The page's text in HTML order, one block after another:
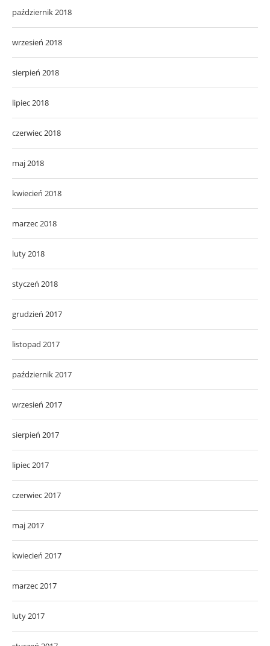
październik 2018
wrzesień 2018
sierpień 2018
lipiec 2018
czerwiec 2018
maj 2018
kwiecień 2018
marzec 2018
luty 2018
styczeń 2018
grudzień 2017
listopad 2017
październik 2017
wrzesień 2017
sierpień 2017
lipiec 2017
czerwiec 2017
maj 2017
kwiecień 2017
marzec 2017
luty 2017